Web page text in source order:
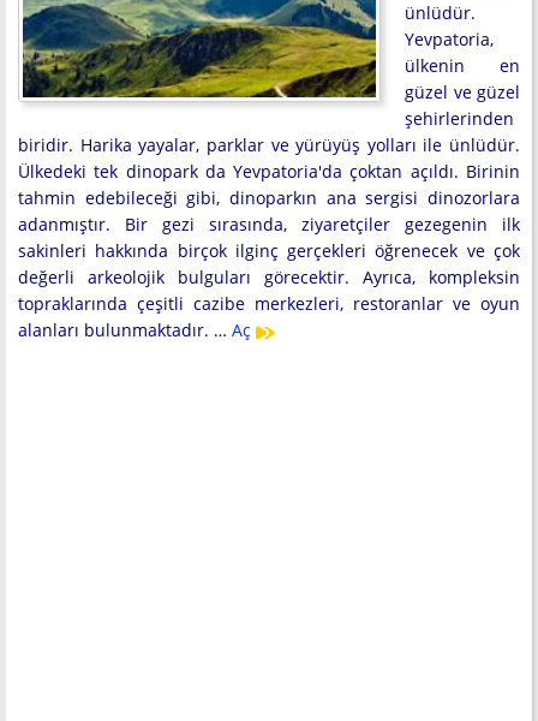
ünlüdür.
Yevpatoria,
ülkenin en
güzel ve güzel
şehirlerinden
biridir. Harika yayalar, parklar ve yürüyüş yolları ile ünlüdür.
Ülkedeki tek dinopark da Yevpatoria'da çoktan açıldı. Birinin
tahmin edebileceği gibi, dinoparkın ana sergisi dinozorlara
adanmıştır. Bir gezi sırasında, ziyaretçiler gezegenin ilk
sakinleri hakkında birçok ilginç gerçekleri öğrenecek ve çok
değerli arkeolojik bulguları görecektir. Ayrıca, kompleksin
topraklarında çeşitli cazibe merkezleri, restoranlar ve oyun
alanları bulunmaktadır. … Aç